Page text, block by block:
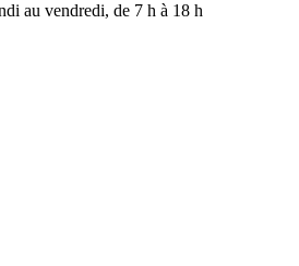
au vendredi, de 7 h à 18 h